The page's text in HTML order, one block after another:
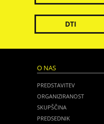
DTI
O NAS
PREDSTAVITEV
ORGANIZIRANOST
SKUPŠČINA
PREDSEDNIK